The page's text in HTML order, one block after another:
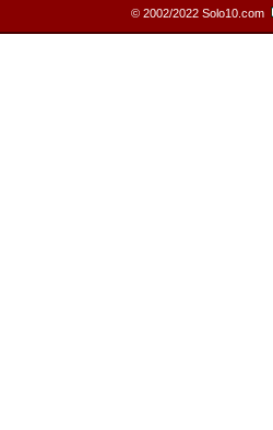
© 2002/2022 Solo10.com